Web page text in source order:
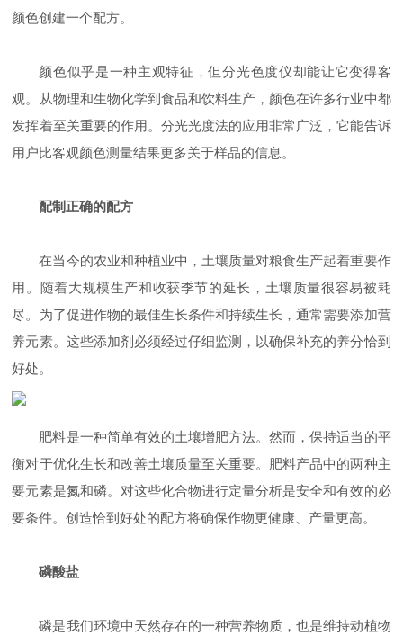
颜色创建一个配方。
颜色似乎是一种主观特征，但分光色度仪却能让它变得客
观。从物理和生物化学到食品和饮料生产，颜色在许多行业中都
发挥着至关重要的作用。分光光度法的应用非常广泛，它能告诉
用户比客观颜色测量结果更多关于样品的信息。
配制正确的配方
在当今的农业和种植业中，土壤质量对粮食生产起着重要作
用。随着大规模生产和收获季节的延长，土壤质量很容易被耗
尽。为了促进作物的最佳生长条件和持续生长，通常需要添加营
养元素。这些添加剂必须经过仔细监测，以确保补充的养分恰到
好处。
肥料是一种简单有效的土壤增肥方法。然而，保持适当的平
衡对于优化生长和改善土壤质量至关重要。肥料产品中的两种主
要元素是氮和磷。对这些化合物进行定量分析是安全和有效的必
要条件。创造恰到好处的配方将确保作物更健康、产量更高。
磷酸盐
磷是我们环境中天然存在的一种营养物质，也是维持动植物